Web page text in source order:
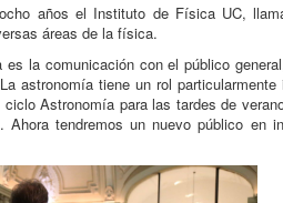
años el Instituto de Física UC,
áreas de la física.
la comunicación con el público
astronomía tiene un rol
Astronomía para las tardes de
tendremos un nuevo público en